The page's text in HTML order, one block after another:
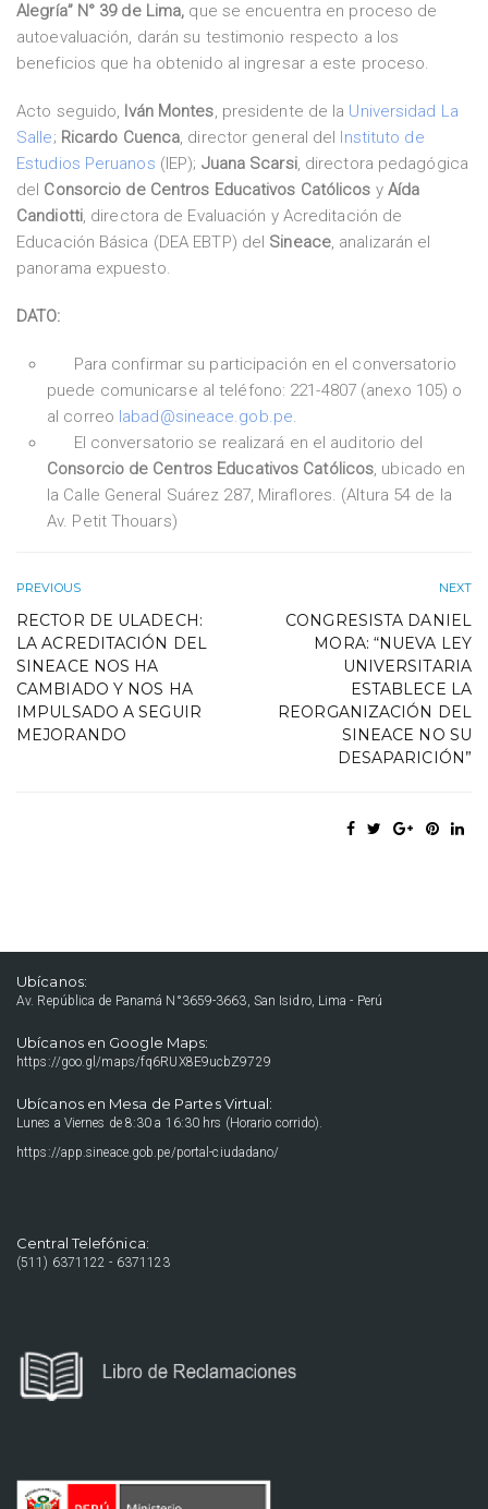
Alegría” N° 39 de Lima, que se encuentra en proceso de
autoevaluación, darán su testimonio respecto a los
beneficios que ha obtenido al ingresar a este proceso.
Acto seguido, Iván Montes, presidente de la Universidad La
Salle; Ricardo Cuenca, director general del Instituto de
Estudios Peruanos (IEP); Juana Scarsi, directora pedagógica
del Consorcio de Centros Educativos Católicos y Aída
Candiotti, directora de Evaluación y Acreditación de
Educación Básica (DEA EBTP) del Sineace, analizarán el
panorama expuesto.
DATO:
Para confirmar su participación en el conversatorio
puede comunicarse al teléfono: 221-4807 (anexo 105) o
al correo labad@sineace.gob.pe.
El conversatorio se realizará en el auditorio del
Consorcio de Centros Educativos Católicos, ubicado en
la Calle General Suárez 287, Miraflores. (Altura 54 de la
Av. Petit Thouars)
PREVIOUS
RECTOR DE ULADECH:
LA ACREDITACIÓN DEL
SINEACE NOS HA
CAMBIADO Y NOS HA
IMPULSADO A SEGUIR
MEJORANDO
NEXT
CONGRESISTA DANIEL
MORA: “NUEVA LEY
UNIVERSITARIA
ESTABLECE LA
REORGANIZACIÓN DEL
SINEACE NO SU
DESAPARICIÓN”
Ubícanos:
Av. República de Panamá N°3659-3663, San Isidro, Lima - Perú
Ubícanos en Google Maps:
https://goo.gl/maps/fq6RUX8E9ucbZ9729
Ubícanos en Mesa de Partes Virtual:
Lunes a Viernes de 8:30 a 16:30 hrs (Horario corrido).
https://app.sineace.gob.pe/portal-ciudadano/
Central Telefónica:
(511) 6371122 - 6371123